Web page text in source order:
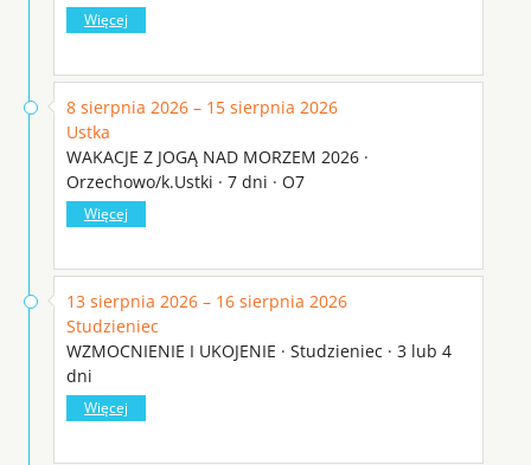
Więcej
8 sierpnia 2026 – 15 sierpnia 2026
Ustka
WAKACJE Z JOGĄ NAD MORZEM 2026 ·
Orzechowo/k.Ustki · 7 dni · O7
Więcej
13 sierpnia 2026 – 16 sierpnia 2026
Studzieniec
WZMOCNIENIE I UKOJENIE · Studzieniec · 3 lub 4
dni
Więcej